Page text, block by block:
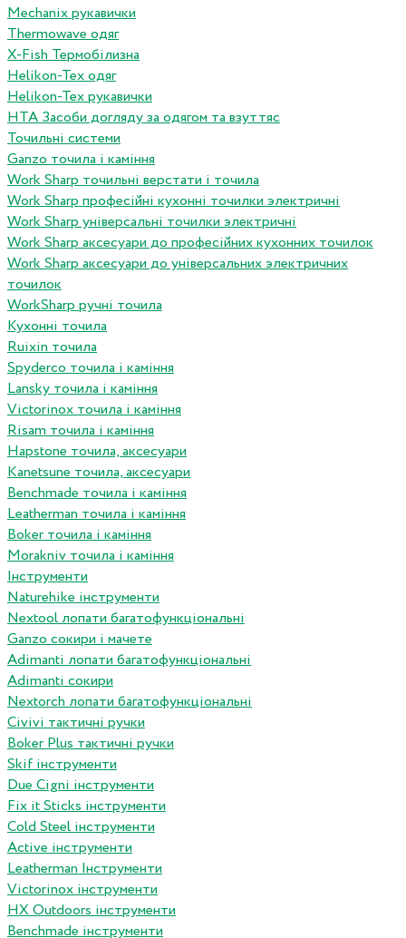
Mechanix рукавички
Thermowave одяг
X-Fish Термобілизна
Helikon-Tex одяг
Helikon-Tex рукавички
HTA Засоби догляду за одягом та взуттяс
Точильні системи
Ganzo точила і каміння
Work Sharp точильні верстати і точила
Work Sharp професiйнi кухоннi точилки электричнi
Work Sharp унiверсальнi точилки электричнi
Work Sharp аксесуари до професiйних кухонних точилок
Work Sharp аксесуари до унiверсальних электричних
точилок
WorkSharp ручні точила
Кухонні точила
Ruixin точила
Spyderco точила і каміння
Lansky точила і каміння
Victorinox точила і каміння
Risam точила і каміння
Hapstone точила, аксесуари
Kanetsune точила, аксесуари
Benchmade точила і каміння
Leatherman точила і каміння
Boker точила і каміння
Morakniv точила і каміння
Інструменти
Naturehike інструменти
Nextool лопати багатофункціональні
Ganzo сокири і мачете
Adimanti лопати багатофункціональні
Adimanti сокири
Nextorch лопати багатофункціональні
Сivivi тактичні ручки
Boker Plus тактичні ручки
Skif інструменти
Due Cigni інструменти
Fix it Sticks інструменти
Сold Steel інструменти
Active інструменти
Leatherman Інструменти
Victorinox інструменти
HX Outdoors інструменти
Benchmade інструменти